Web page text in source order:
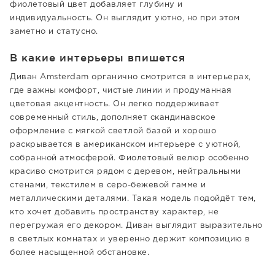
фиолетовый цвет добавляет глубину и
индивидуальность. Он выглядит уютно, но при этом
заметно и статусно.
В какие интерьеры впишется
Диван Amsterdam органично смотрится в интерьерах,
где важны комфорт, чистые линии и продуманная
цветовая акцентность. Он легко поддерживает
современный стиль, дополняет скандинавское
оформление с мягкой светлой базой и хорошо
раскрывается в американском интерьере с уютной,
собранной атмосферой. Фиолетовый велюр особенно
красиво смотрится рядом с деревом, нейтральными
стенами, текстилем в серо-бежевой гамме и
металлическими деталями. Такая модель подойдёт тем,
кто хочет добавить пространству характер, не
перегружая его декором. Диван выглядит выразительно
в светлых комнатах и уверенно держит композицию в
более насыщенной обстановке.